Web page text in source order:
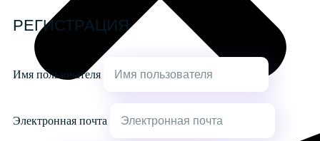
РЕГИСТРАЦИЯ
Имя пользователя
Электронная почта